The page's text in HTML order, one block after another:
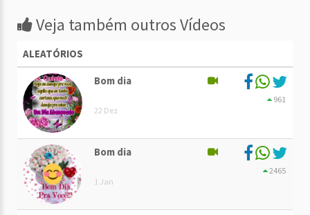
Veja também outros Vídeos
ALEATÓRIOS
Bom dia
22 Dez
961
Bom dia
1 Jan
2465